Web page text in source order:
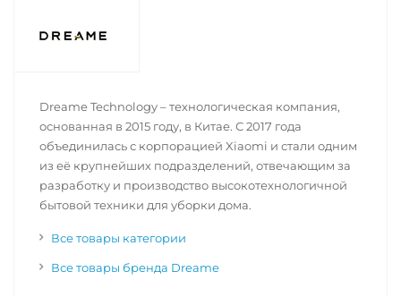
Dreame Technology – технологическая компания,
основанная в 2015 году, в Китае. С 2017 года
объединилась с корпорацией Xiaomi и стали одним
из её крупнейших подразделений, отвечающим за
разработку и производство высокотехнологичной
бытовой техники для уборки дома.
Все товары категории
Все товары бренда Dreame